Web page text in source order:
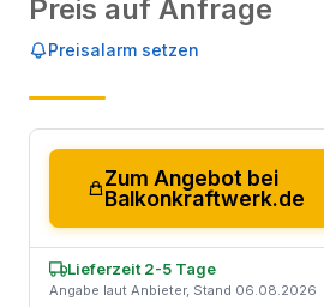
Preis auf Anfrage
Preisalarm setzen
Zum Angebot bei
Balkonkraftwerk.de
Lieferzeit 2-5 Tage
Angabe laut Anbieter, Stand 06.08.2026